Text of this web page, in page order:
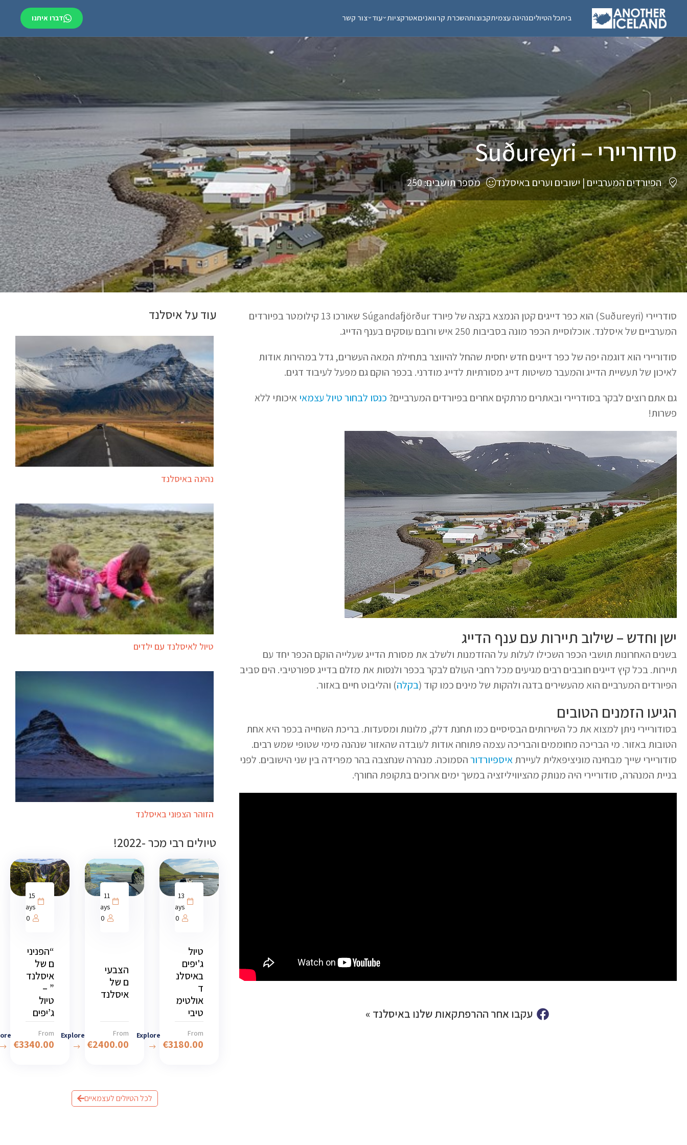
ביתכל הטיוליםנהיגה עצמיתקבוצותהשכרת קרוואניםאטרקציות עוד צור קשר דברו איתנו
סודוריירי – Suðureyri
הפיורדים המערביים|ישובים וערים באיסלנד מספר תושבים: 250
סודריירי (Suðureyri) הוא כפר דייגים קטן הנמצא בקצה של פיורד Súgandafjörður שאורכו 13 קילומטר בפיורדים
המערביים של איסלנד. אוכלוסיית הכפר מונה בסביבות 250 איש ורובם עוסקים בענף הדייג.
סודוריירי הוא דוגמה יפה של כפר דייגים חדש יחסית שהחל להיווצר בתחילת המאה העשרים, גדל במהירות אודות
לאיכון של תעשיית הדייג והמעבר משיטות דייג מסורתיות לדייג מודרני. בכפר הוקם גם מפעל לעיבוד דגים.
גם אתם רוצים לבקר בסודריירי ובאתרים מרתקים אחרים בפיורדים המערביים? כנסו לבחור טיול עצמאיאיכותי ללא
פשרות!
ישן וחדש – שילוב תיירות עם ענף הדייג
בשנים האחרונות תושבי הכפר השכילו לעלות על ההזדמנות ולשלב את מסורת הדייג שעלייה הוקם הכפר יחד עם
תיירות. בכל קיץ דייגים חובבים רבים מגיעים מכל רחבי העולם לבקר בכפר ולנסות את מזלם בדייג ספורטיבי. הים סביב
הפיורדים המערביים הוא מהעשירים בדגה ולהקות של מינים כמו קוד (בקלה) והליבוט חיים באזור.
הגיעו הזמנים הטובים
בסודוריירי ניתן למצוא את כל השירותים הבסיסיים כמו תחנת דלק, מלונות ומסעדות. בריכת השחייה בכפר היא אחת
הטובות באזור. מי הבריכה מחוממים והבריכה עצמה פתוחה אודות לעובדה שהאזור שנהנה מימי שטופי שמש רבים.
סודוריירי שייך מבחינה מוניציפאלית לעיירתאיספיורדורהסמוכה. מנהרה שנחצבה בהר מפרידה בין שני הישובים. לפני
בניית המנהרה, סודוריירי היה מנותק מהציוויליזציה במשך ימים ארוכים בתקופת החורף.
עקבו אחר ההרפתקאות שלנו באיסלנד »
עוד על איסלנד
נהיגה באיסלנד
טיול לאיסלנד עם ילדים
הזוהר הצפוני באיסלנד
טיולים רבי מכר -2022!
13
days
1000
טיול
ג'יפים
באיסלנ
ד
אולטימ
טיבי
From
€3180.00
Explore
11
days
1000
הצבעי
ם של
איסלנד
From
€2400.00
Explore
15
days
1000
“הפניני
ם של
איסלנד
” –
טיול
ג’יפים
From
€3340.00
לכל הטיולים לעצמאיים